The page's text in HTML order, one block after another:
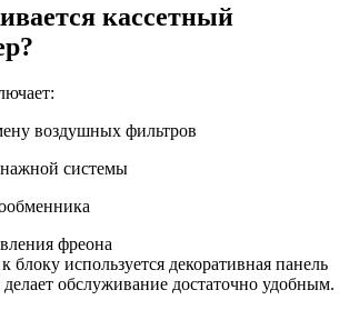
кассетный
воздушных фильтров
системы
фреона
блоку используется декоративная панель
делает обслуживание достаточно удобным.